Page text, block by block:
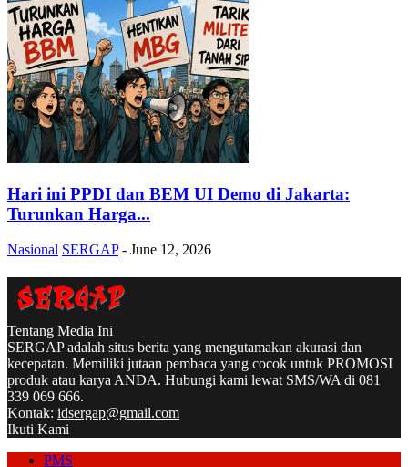
Hari ini PPDI dan BEM UI Demo di Jakarta:
Turunkan Harga...
Nasional SERGAP - June 12, 2026
Tentang Media Ini
SERGAP adalah situs berita yang mengutamakan akurasi dan
kecepatan. Memiliki jutaan pembaca yang cocok untuk PROMOSI
produk atau karya ANDA. Hubungi kami lewat SMS/WA di 081
339 069 666.
Kontak: idsergap@gmail.com
Ikuti Kami
PMS